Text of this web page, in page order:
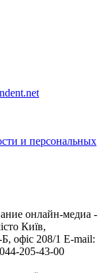
и персональных
онлайн-медиа -
Київ,
208/1 E-mail:
205-43-00